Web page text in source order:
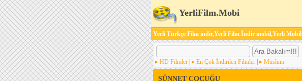
YerliFilm.Mobi
Yerli Türkçe Film indir,Yerli Film İndir mobil,Yerli Mobil
HD Filmler En Çok İndirilen Filmler Müslüm
SÜNNET ÇOCUĞU